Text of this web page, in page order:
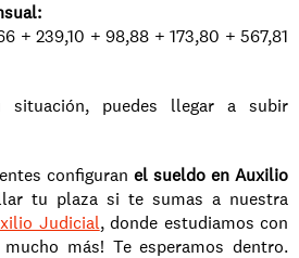
puedes llegar a subir
configuran el sueldo en Auxilio
Judicial, donde estudiamos con